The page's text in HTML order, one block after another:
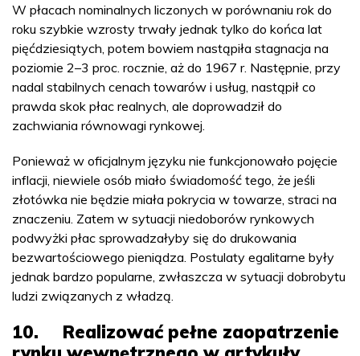
W płacach nominalnych liczonych w porównaniu rok do
roku szybkie wzrosty trwały jednak tylko do końca lat
pięćdziesiątych, potem bowiem nastąpiła stagnacja na
poziomie 2–3 proc. rocznie, aż do 1967 r. Następnie, przy
nadal stabilnych cenach towarów i usług, nastąpił co
prawda skok płac realnych, ale doprowadził do
zachwiania równowagi rynkowej.
Ponieważ w oficjalnym języku nie funkcjonowało pojęcie
inflacji, niewiele osób miało świadomość tego, że jeśli
złotówka nie będzie miała pokrycia w towarze, straci na
znaczeniu. Zatem w sytuacji niedoborów rynkowych
podwyżki płac sprowadzałyby się do drukowania
bezwartościowego pieniądza. Postulaty egalitarne były
jednak bardzo popularne, zwłaszcza w sytuacji dobrobytu
ludzi związanych z władzą.
10. Realizować pełne zaopatrzenie